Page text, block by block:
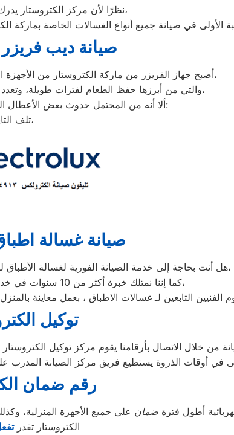
نظرًا لأن مركز الكتروستار يدرك جيدًا ما يحتاجه العملاء بتلا،
صيانة ديب فريزر
أصبح جهاز الفريزر من ماركة الكتروستار من الأجهزة الضرورية داخل كافة البيوت، وفقًا لمميزاته العديدة،
والتي من أبرزها حفظ الطعام لفترات طويلة، وتعدد موديلاته المختلفة، وبالرغم من مميزاته العديدة،
ألا أنه من المحتمل حدوث بعض الأعطال التي تتطلب الصيانة، ومن هذه الأعطال:
تلف التايمر،
صيانة غسالة
هل أنت بحاجة إلى خدمة الصيانة الفورية لغسالة الأطباق لديك؟ نحن نمنحك خدمة الصيانة الفورية التي ترغب بها،
كما إننا نمتلك خبرة أكثر من 10 سنوات في خدمات إصلاحات كافة أنواع غسالات الأطباق،
توكيل
في أوقات الذروة يستطيع فريق مركز الصيانة المدرب على
رقم ضمان
أطول فترةضمان على جميع الأجهزة المنزلية،
الكتروستار تقدر